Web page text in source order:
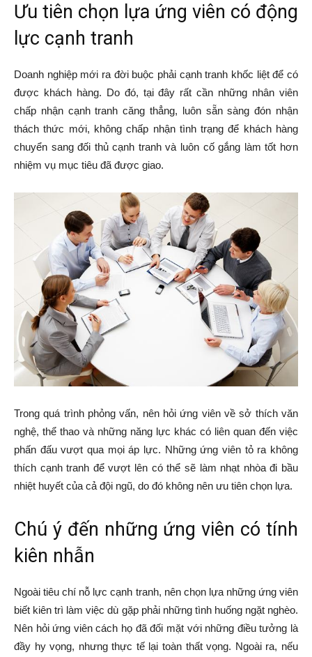
Ưu tiên chọn lựa ứng viên có động
lực cạnh tranh
Doanh nghiệp mới ra đời buộc phải cạnh tranh khốc liệt để có
được khách hàng. Do đó, tại đây rất cần những nhân viên
chấp nhận cạnh tranh căng thẳng, luôn sẵn sàng đón nhận
thách thức mới, không chấp nhận tình trạng để khách hàng
chuyển sang đối thủ cạnh tranh và luôn cố gắng làm tốt hơn
nhiệm vụ mục tiêu đã được giao.
Trong quá trình phỏng vấn, nên hỏi ứng viên về sở thích văn
nghệ, thể thao và những năng lực khác có liên quan đến việc
phấn đấu vượt qua mọi áp lực. Những ứng viên tỏ ra không
thích cạnh tranh để vượt lên có thể sẽ làm nhạt nhòa đi bầu
nhiệt huyết của cả đội ngũ, do đó không nên ưu tiên chọn lựa.
Chú ý đến những ứng viên có tính
kiên nhẫn
Ngoài tiêu chí nỗ lực cạnh tranh, nên chọn lựa những ứng viên
biết kiên trì làm việc dù gặp phải những tình huống ngặt nghèo.
Nên hỏi ứng viên cách họ đã đối mặt với những điều tưởng là
đầy hy vọng, nhưng thực tế lại toàn thất vọng. Ngoài ra, nếu